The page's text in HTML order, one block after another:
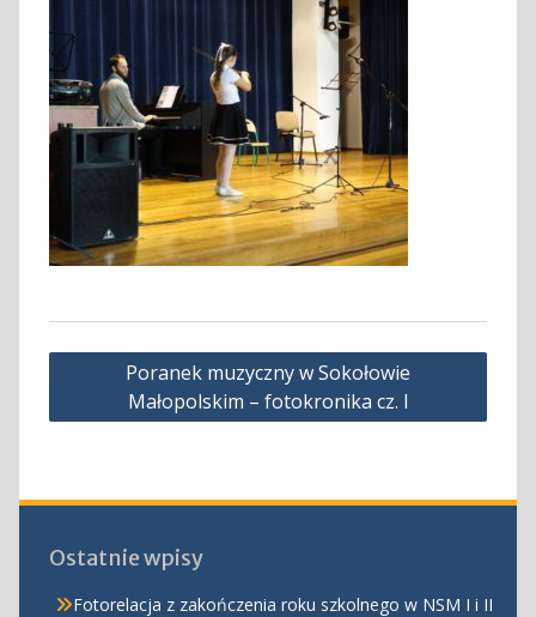
Nawigacja
Poranek muzyczny w Sokołowie
Małopolskim – fotokronika cz. I
Ostatnie wpisy
Fotorelacja z zakończenia roku szkolnego w NSM I i II